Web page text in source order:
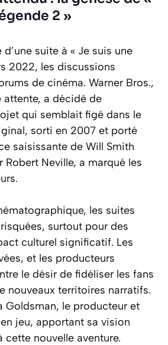
2 »
d’une suite à « Je suis une
2022, les discussions
de cinéma. Warner Bros.,
attente, a décidé de
qui semblait figé dans le
sorti en 2007 et porté
saisissante de Will Smith
Robert Neville, a marqué les
les suites
surtout pour des
culturel significatif. Les
et les producteurs
le désir de fidéliser les fans
nouveaux territoires narratifs.
Goldsman, le producteur et
jeu, apportant sa vision
cette nouvelle aventure.